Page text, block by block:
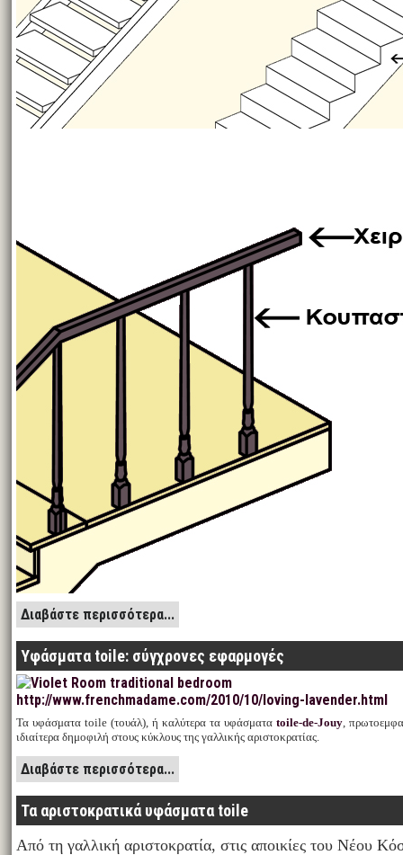
Διαβάστε περισσότερα...
Υφάσματα toile: σύγχρονες εφαρμογές
http://www.frenchmadame.com/2010/10/loving-lavender.html
Τα υφάσματα toile (τουάλ), ή καλύτερα τα υφάσματα toile-de-Jouy,
ιδιαίτερα δημοφιλή στους κύκλους της γαλλικής αριστοκρατίας.
Διαβάστε περισσότερα...
Τα αριστοκρατικά υφάσματα toile
Aπό τη γαλλική αριστοκρατία, στις αποικίες του Νέου